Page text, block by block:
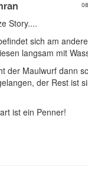
Story....
sich am
langsam mit
der Maulwurf dann
der Rest ist
ist ein Penner!